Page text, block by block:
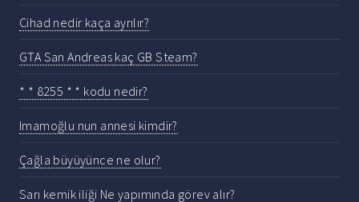
Cihad nedir kaça ayrılır?
GTA San Andreas kaç GB Steam?
* * 8255 * * kodu nedir?
Imamoğlu nun annesi kimdir?
Çağla büyüyünce ne olur?
Sarı kemik iliği Ne yapımında görev alır?